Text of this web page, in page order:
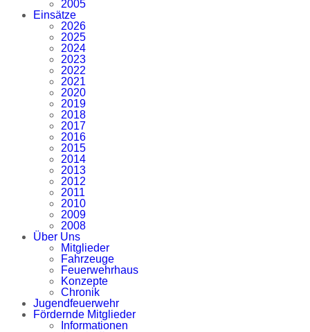
2005
Einsätze
2026
2025
2024
2023
2022
2021
2020
2019
2018
2017
2016
2015
2014
2013
2012
2011
2010
2009
2008
Über Uns
Mitglieder
Fahrzeuge
Feuerwehrhaus
Konzepte
Chronik
Jugendfeuerwehr
Fördernde Mitglieder
Informationen